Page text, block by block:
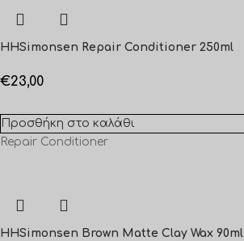
HHSimonsen Repair Conditioner 250ml
€23,00
Προσθήκη στο καλάθι
Repair Conditioner
HHSimonsen Brown Matte Clay Wax 90ml